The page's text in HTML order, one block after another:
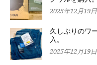
2025年12月19日
久しぶりのワ
入。
2025年12月19日